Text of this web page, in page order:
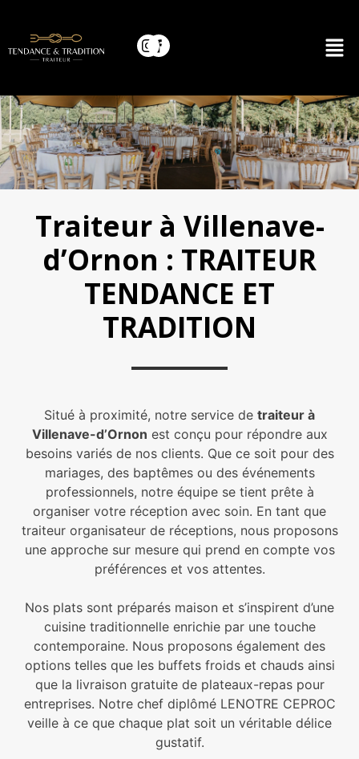
Traiteur à Villenave-
d’Ornon : TRAITEUR
TENDANCE ET
TRADITION
Situé à proximité, notre service de traiteur à
Villenave-d’Ornon est conçu pour répondre aux
besoins variés de nos clients. Que ce soit pour des
mariages, des baptêmes ou des événements
professionnels, notre équipe se tient prête à
organiser votre réception avec soin. En tant que
traiteur organisateur de réceptions, nous proposons
une approche sur mesure qui prend en compte vos
préférences et vos attentes.
Nos plats sont préparés maison et s’inspirent d’une
cuisine traditionnelle enrichie par une touche
contemporaine. Nous proposons également des
options telles que les buffets froids et chauds ainsi
que la livraison gratuite de plateaux-repas pour
entreprises. Notre chef diplômé LENOTRE CEPROC
veille à ce que chaque plat soit un véritable délice
gustatif.